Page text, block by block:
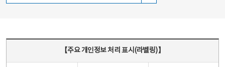
【주요 개인정보 처리 표시(라벨링)】